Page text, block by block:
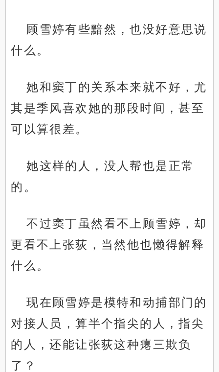
顾雪婷有些黯然，也没好意思说
什么。
她和窦丁的关系本来就不好，尤
其是季风喜欢她的那段时间，甚至
可以算很差。
她这样的人，没人帮也是正常
的。
不过窦丁虽然看不上顾雪婷，却
更看不上张荻，当然他也懒得解释
什么。
现在顾雪婷是模特和动捕部门的
对接人员，算半个指尖的人，指尖
的人，还能让张荻这种瘪三欺负
了？